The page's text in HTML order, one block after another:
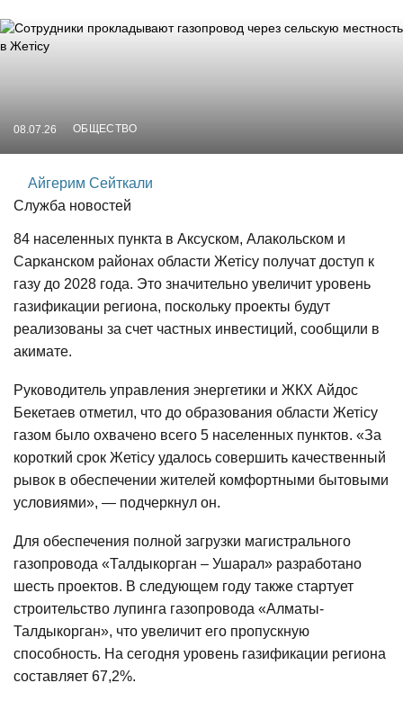
08.07.26 ОБЩЕСТВО
Айгерим Сейткали
Служба новостей
84 населенных пункта в Аксуском, Алакольском и
Сарканском районах области Жетісу получат доступ к
газу до 2028 года. Это значительно увеличит уровень
газификации региона, поскольку проекты будут
реализованы за счет частных инвестиций, сообщили в
акимате.
Руководитель управления энергетики и ЖКХ Айдос
Бекетаев отметил, что до образования области Жетісу
газом было охвачено всего 5 населенных пунктов. «За
короткий срок Жетісу удалось совершить качественный
рывок в обеспечении жителей комфортными бытовыми
условиями», — подчеркнул он.
Для обеспечения полной загрузки магистрального
газопровода «Талдыкорган – Ушарал» разработано
шесть проектов. В следующем году также стартует
строительство лупинга газопровода «Алматы-
Талдыкорган», что увеличит его пропускную
способность. На сегодня уровень газификации региона
составляет 67,2%.